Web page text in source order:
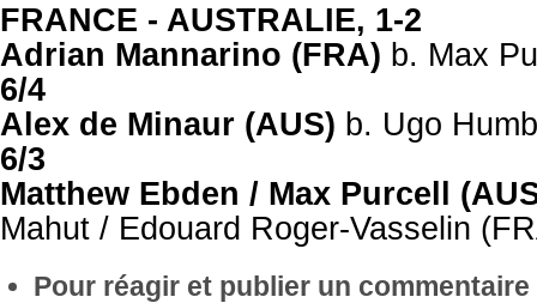
FRANCE - AUSTRALIE, 1-2
Adrian Mannarino (FRA) b. Max
6/4
Alex de Minaur (AUS) b. Ugo
6/3
Matthew Ebden / Max Purcell
Mahut / Edouard Roger-Vasselin
Pour réagir et publier un